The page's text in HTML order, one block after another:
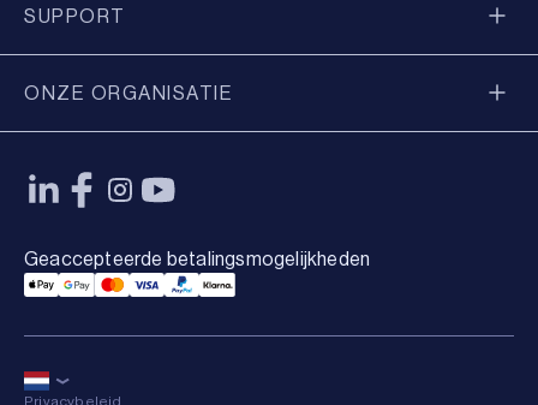
SUPPORT
ONZE ORGANISATIE
Geaccepteerde betalingsmogelijkheden
Applepay Payment
Googlepay Payment
Mastercard Payment
Visa Payment
Paypal Payment
Klarna Payment
Privacybeleid